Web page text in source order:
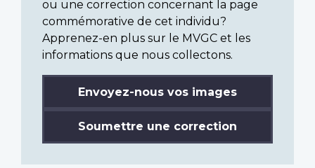
ou une correction concernant la page
commémorative de cet individu?
Apprenez-en plus sur le MVGC et les
informations que nous collectons.
Envoyez-nous vos images
Soumettre une correction